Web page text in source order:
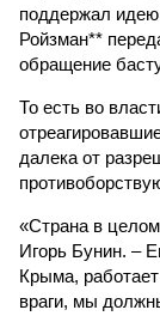
поддержал идею
Ройзман**
обращение
То есть во
далека от
«Страна в
Игорь Бунин. –
Крыма,
враги, мы